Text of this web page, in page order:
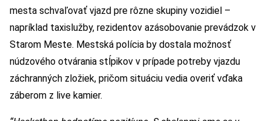
mesta schvaľovať vjazd pre rôzne skupiny vozidiel –
napríklad taxislužby, rezidentov azásobovanie prevádzok v
Starom Meste. Mestská polícia by dostala možnosť
núdzového otvárania stĺpikov v prípade potreby vjazdu
záchranných zložiek, pričom situáciu vedia overiť vďaka
záberom z live kamier.